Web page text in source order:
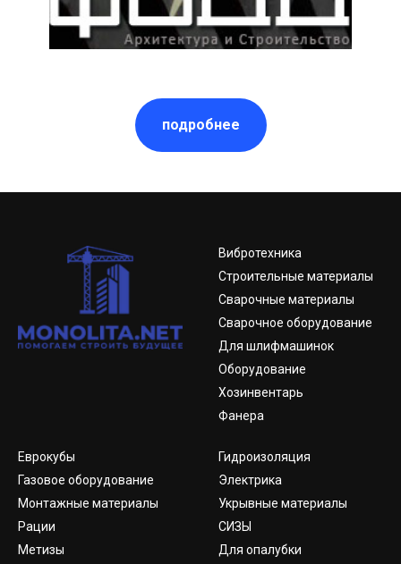
подробнее
Вибротехника
Строительные материалы
Сварочные материалы
Сварочное оборудование
Для шлифмашинок
Оборудование
Хозинвентарь
Фанера
Еврокубы
Газовое оборудование
Монтажные материалы
Рации
Метизы
Гидроизоляция
Электрика
Укрывные материалы
СИЗЫ
Для опалубки